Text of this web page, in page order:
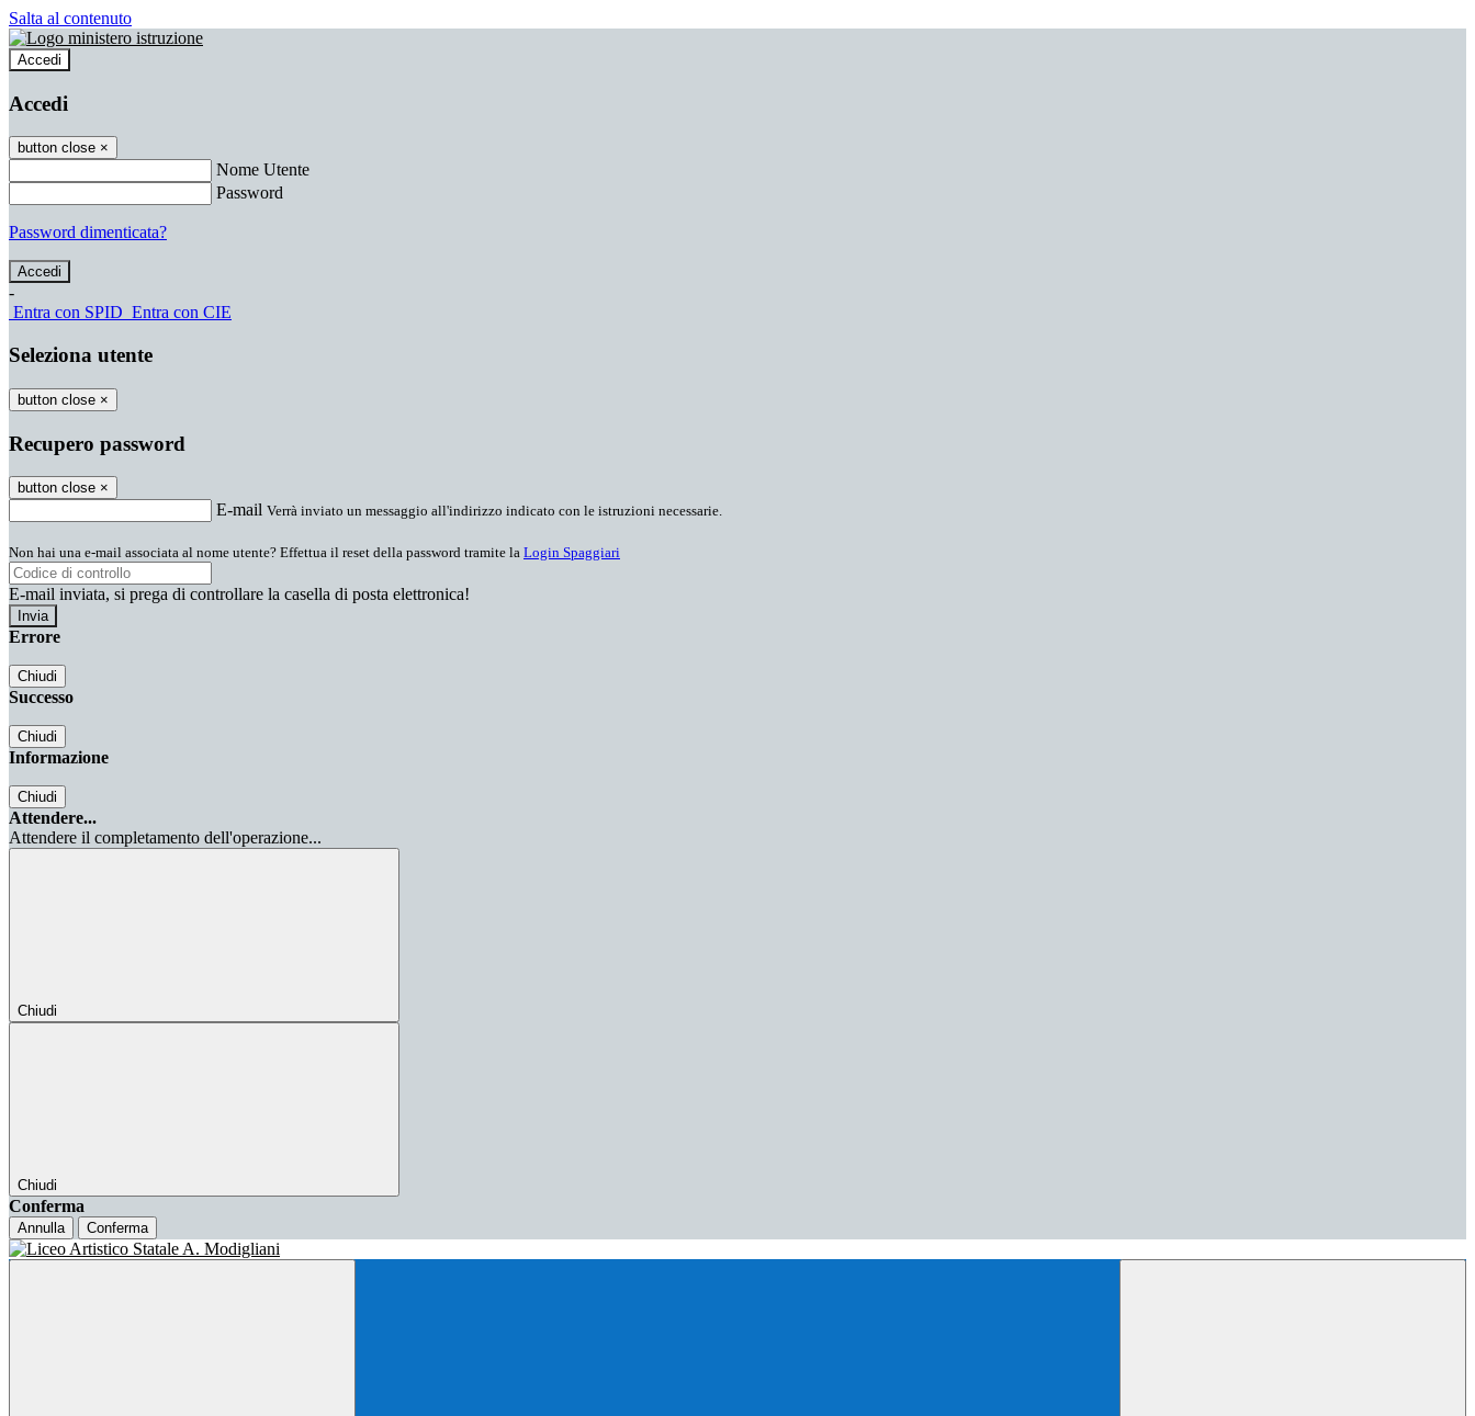
Salta al contenuto
Accedi
Accedi
button close ×
Nome Utente
Password
Password dimenticata?
-
Entra con SPID Entra con CIE
Seleziona utente
button close ×
Recupero password
button close ×
E-mail Verrà inviato un messaggio all'indirizzo indicato con le istruzioni necessarie.
Non hai una e-mail associata al nome utente? Effettua il reset della password tramite la Login Spaggiari
E-mail inviata, si prega di controllare la casella di posta elettronica!
Errore
Chiudi
Successo
Chiudi
Informazione
Chiudi
Attendere...
Attendere il completamento dell'operazione...
Chiudi
Chiudi
Conferma
Annulla Conferma